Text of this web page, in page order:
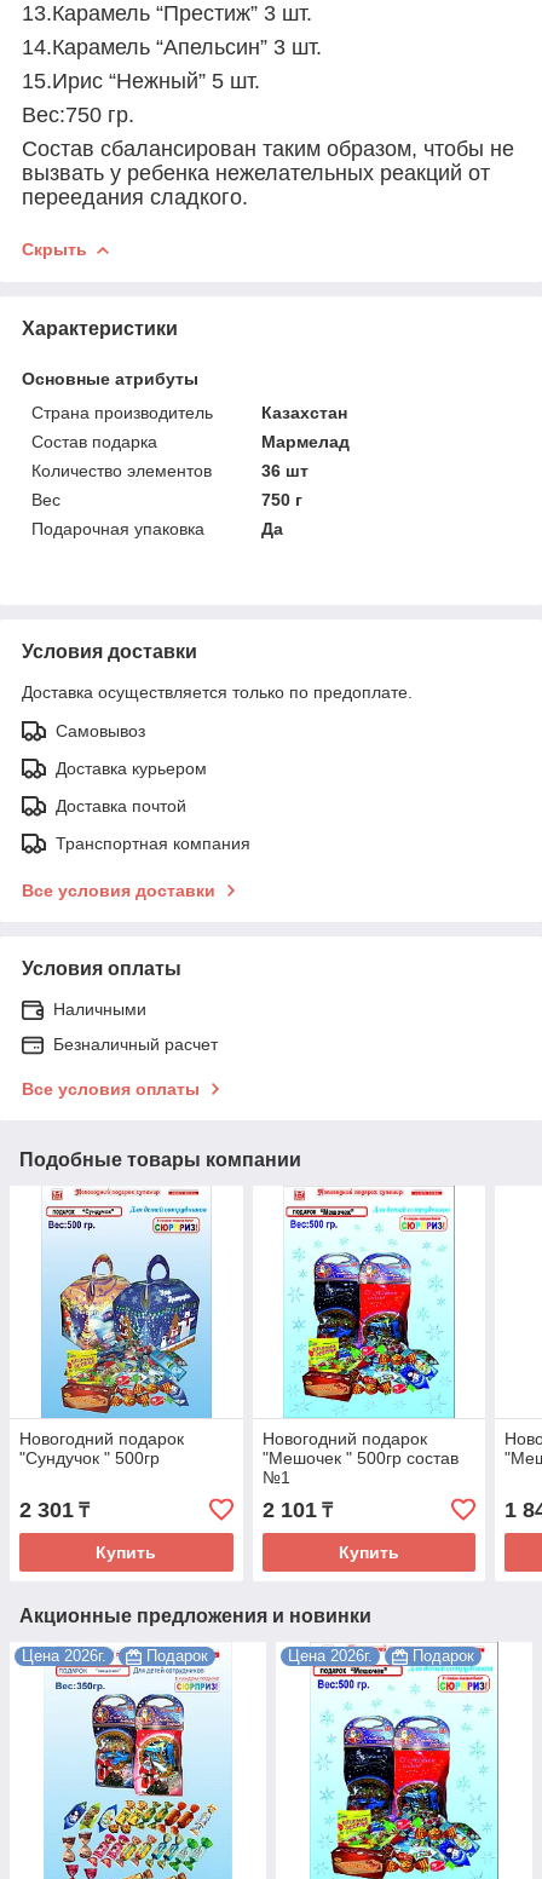
13.Карамель “Престиж” 3 шт.
14.Карамель “Апельсин” 3 шт.
15.Ирис “Нежный” 5 шт.
Вес:750 гр.
Состав сбалансирован таким образом, чтобы не
вызвать у ребенка нежелательных реакций от
переедания сладкого.
Скрыть
Характеристики
Основные атрибуты
Страна производитель
Казахстан
Состав подарка
Мармелад
Количество элементов
36 шт
Вес
750 г
Подарочная упаковка
Да
Условия доставки
Доставка осуществляется только по предоплате.
Самовывоз
Доставка курьером
Доставка почтой
Транспортная компания
Все условия доставки
Условия оплаты
Наличными
Безналичный расчет
Все условия оплаты
Подобные товары компании
Новогодний подарок
"Сундучок " 500гр
2 301 ₸
Купить
Новогодний подарок
"Мешочек " 500гр состав
№1
2 101₸
Купить
1
Акционные предложения и новинки
Цена 2026г. Подарок Цена 2026г. Подарок